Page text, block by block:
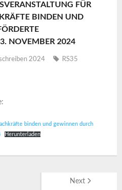
FÜR
BINDEN UND
NOVEMBER 2024
2024 RS35
binden und gewinnen durch
Herunterladen
Next